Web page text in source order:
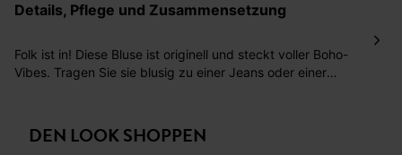
betragen 2,95 Euro bei einem Bestellwert von unter 60
Sie haben das Recht binnen30 Tagennach Erhalt der
Details, Pflege und Zusammensetzung
Folk ist in! Diese Bluse ist originell und steckt voller Boho-
Vibes. Tragen Sie sie blusig zu einer Jeans oder einer
langen Ballonärmeln ist aus angenehm fließendem Stoff
gearbeitet, est ist weit geschnitten mit Tunikakragen,
DEN LOOK SHOPPEN